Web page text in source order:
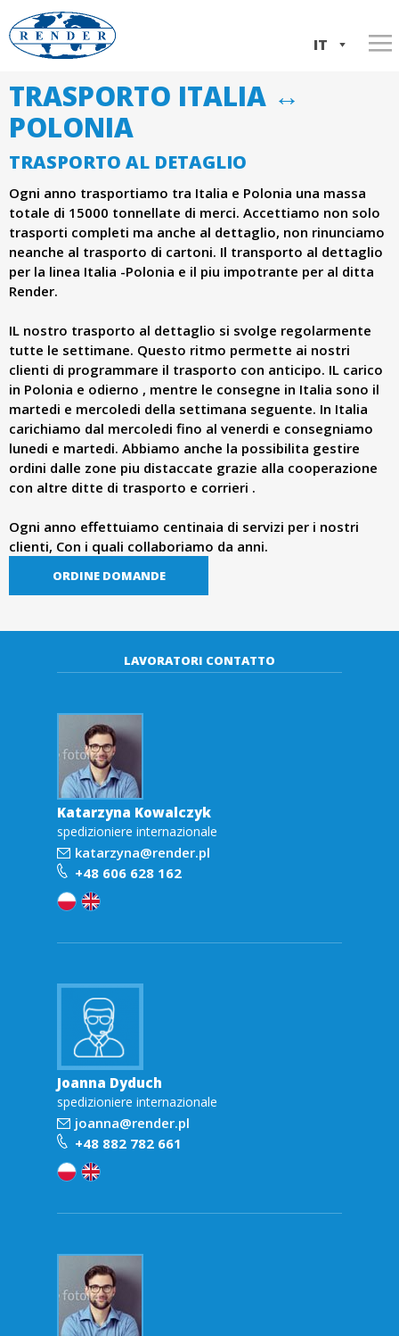
al
principale
w
w
.
r
n
d
e
r
.
IT
Home
Servizi
Trasporto Italia ⇆ Polonia
Trasporto ADR
Spedizioni internazionali
Logistica,deposto e distribuzione di merci
Informazioni sulla società
La storia dell'azienda
Documenti aziendali
La nostra flotta
Contatto
TRASPORTO ITALIA ↔
POLONIA
TRASPORTO AL DETAGLIO
Ogni anno trasportiamo tra Italia e Polonia una massa
totale di 15000 tonnellate di merci. Accettiamo non solo
trasporti completi ma anche al dettaglio, non rinunciamo
neanche al trasporto di cartoni. Il transporto al dettaglio
per la linea Italia -Polonia e il piu impotrante per al ditta
Render.
IL nostro trasporto al dettaglio si svolge regolarmente
tutte le settimane. Questo ritmo permette ai nostri
clienti di programmare il trasporto con anticipo. IL carico
in Polonia e odierno , mentre le consegne in Italia sono il
martedi e mercoledi della settimana seguente. In Italia
carichiamo dal mercoledi fino al venerdi e consegniamo
lunedi e martedi. Abbiamo anche la possibilita gestire
ordini dalle zone piu distaccate grazie alla cooperazione
con altre ditte di trasporto e corrieri .
Ogni anno effettuiamo centinaia di servizi per i nostri
clienti, Con i quali collaboriamo da anni.
ORDINE DOMANDE
LAVORATORI CONTATTO
Katarzyna Kowalczyk
spedizioniere internazionale
katarzyna@render.pl
+48 606 628 162
Joanna Dyduch
spedizioniere internazionale
joanna@render.pl
+48 882 782 661